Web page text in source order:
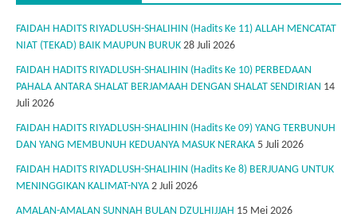
FAIDAH HADITS RIYADLUSH-SHALIHIN (Hadits Ke 11) ALLAH MENCATAT
NIAT (TEKAD) BAIK MAUPUN BURUK 28 Juli 2026
FAIDAH HADITS RIYADLUSH-SHALIHIN (Hadits Ke 10) PERBEDAAN
PAHALA ANTARA SHALAT BERJAMAAH DENGAN SHALAT SENDIRIAN 14
Juli 2026
FAIDAH HADITS RIYADLUSH-SHALIHIN (Hadits Ke 09) YANG TERBUNUH
DAN YANG MEMBUNUH KEDUANYA MASUK NERAKA 5 Juli 2026
FAIDAH HADITS RIYADLUSH-SHALIHIN (Hadits Ke 8) BERJUANG UNTUK
MENINGGIKAN KALIMAT-NYA 2 Juli 2026
AMALAN-AMALAN SUNNAH BULAN DZULHIJJAH 15 Mei 2026